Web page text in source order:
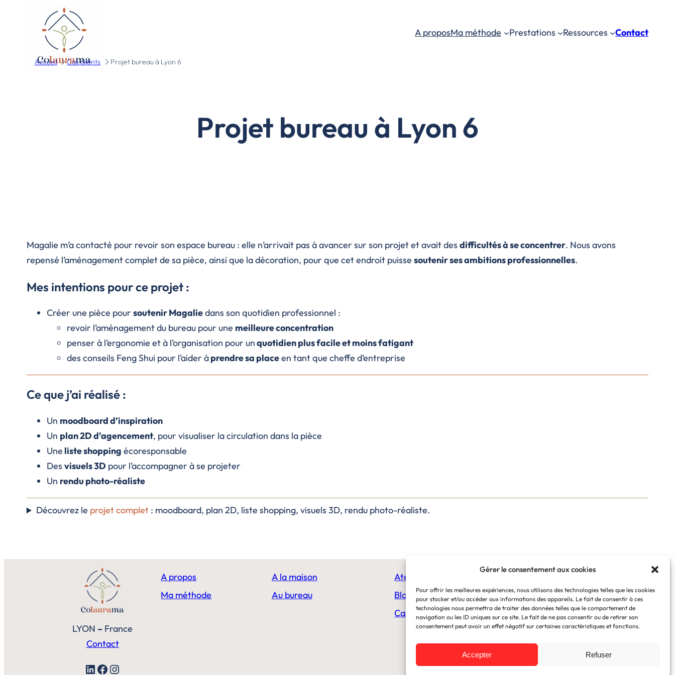
Gérer le consentement aux cookies
Pour offrir les meilleures expériences, nous utilisons des technologies telles que les cookies
pour stocker et/ou accéder aux informations des appareils. Le fait de consentir à ces
technologies nous permettra de traiter des données telles que le comportement de
navigation ou les ID uniques sur ce site. Le fait de ne pas consentir ou de retirer son
consentement peut avoir un effet négatif sur certaines caractéristiques et fonctions.
Accepter Refuser
A proposMa méthode Prestations Ressources Contact
Accueil Cas clients Projet bureau à Lyon 6
Projet bureau à Lyon 6
Magalie m’a contacté pour revoir son espace bureau : elle n’arrivait pas à avancer sur son projet et avait des difficultés à se concentrer. Nous avons
repensé l’aménagement complet de sa pièce, ainsi que la décoration, pour que cet endroit puisse soutenir ses ambitions professionnelles.
Mes intentions pour ce projet :
Créer une pièce pour soutenir Magaliedans son quotidien professionnel :
revoir l’aménagement du bureau pour une meilleure concentration
penser à l’ergonomie et à l’organisation pour unquotidien plus facile et moins fatigant
des conseils Feng Shui pour l’aider àprendre sa placeen tant que cheffe d’entreprise
Ce que j’ai réalisé :
Un moodboard d’inspiration
Un plan 2D d’agencement, pour visualiser la circulation dans la pièce
Une liste shopping écoresponsable
Des visuels 3D pour l’accompagner à se projeter
Un rendu photo-réaliste
Découvrez le projet complet: moodboard, plan 2D, liste shopping, visuels 3D, rendu photo-réaliste.
LYON – France
Contact
LinkedIn Facebook Instagram
A propos
Ma méthode
A la maison
Au bureau
Ateliers en ligne
Blog
Cas clients
Newsletter
Podcasts
© 2026 Tous droits réservés